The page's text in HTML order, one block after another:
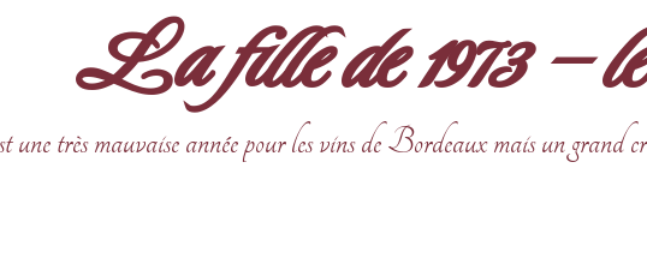
La fille de 1973 –
une très mauvaise année pour les vins de Bordeaux mais un grand